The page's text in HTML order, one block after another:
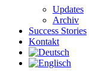
Updates
Archiv
Success Stories
Kontakt